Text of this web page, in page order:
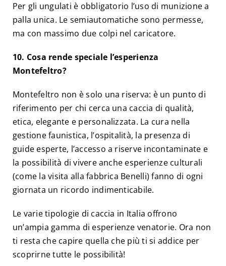
Per gli ungulati è obbligatorio l’uso di munizione a
palla unica. Le semiautomatiche sono permesse,
ma con massimo due colpi nel caricatore.
10. Cosa rende speciale l’esperienza
Montefeltro?
Montefeltro non è solo una riserva: è un punto di
riferimento per chi cerca una caccia di qualità,
etica, elegante e personalizzata. La cura nella
gestione faunistica, l’ospitalità, la presenza di
guide esperte, l’accesso a riserve incontaminate e
la possibilità di vivere anche esperienze culturali
(come la visita alla fabbrica Benelli) fanno di ogni
giornata un ricordo indimenticabile.
Le varie tipologie di caccia in Italia offrono
un’ampia gamma di esperienze venatorie. Ora non
ti resta che capire quella che più ti si addice per
scoprirne tutte le possibilità!